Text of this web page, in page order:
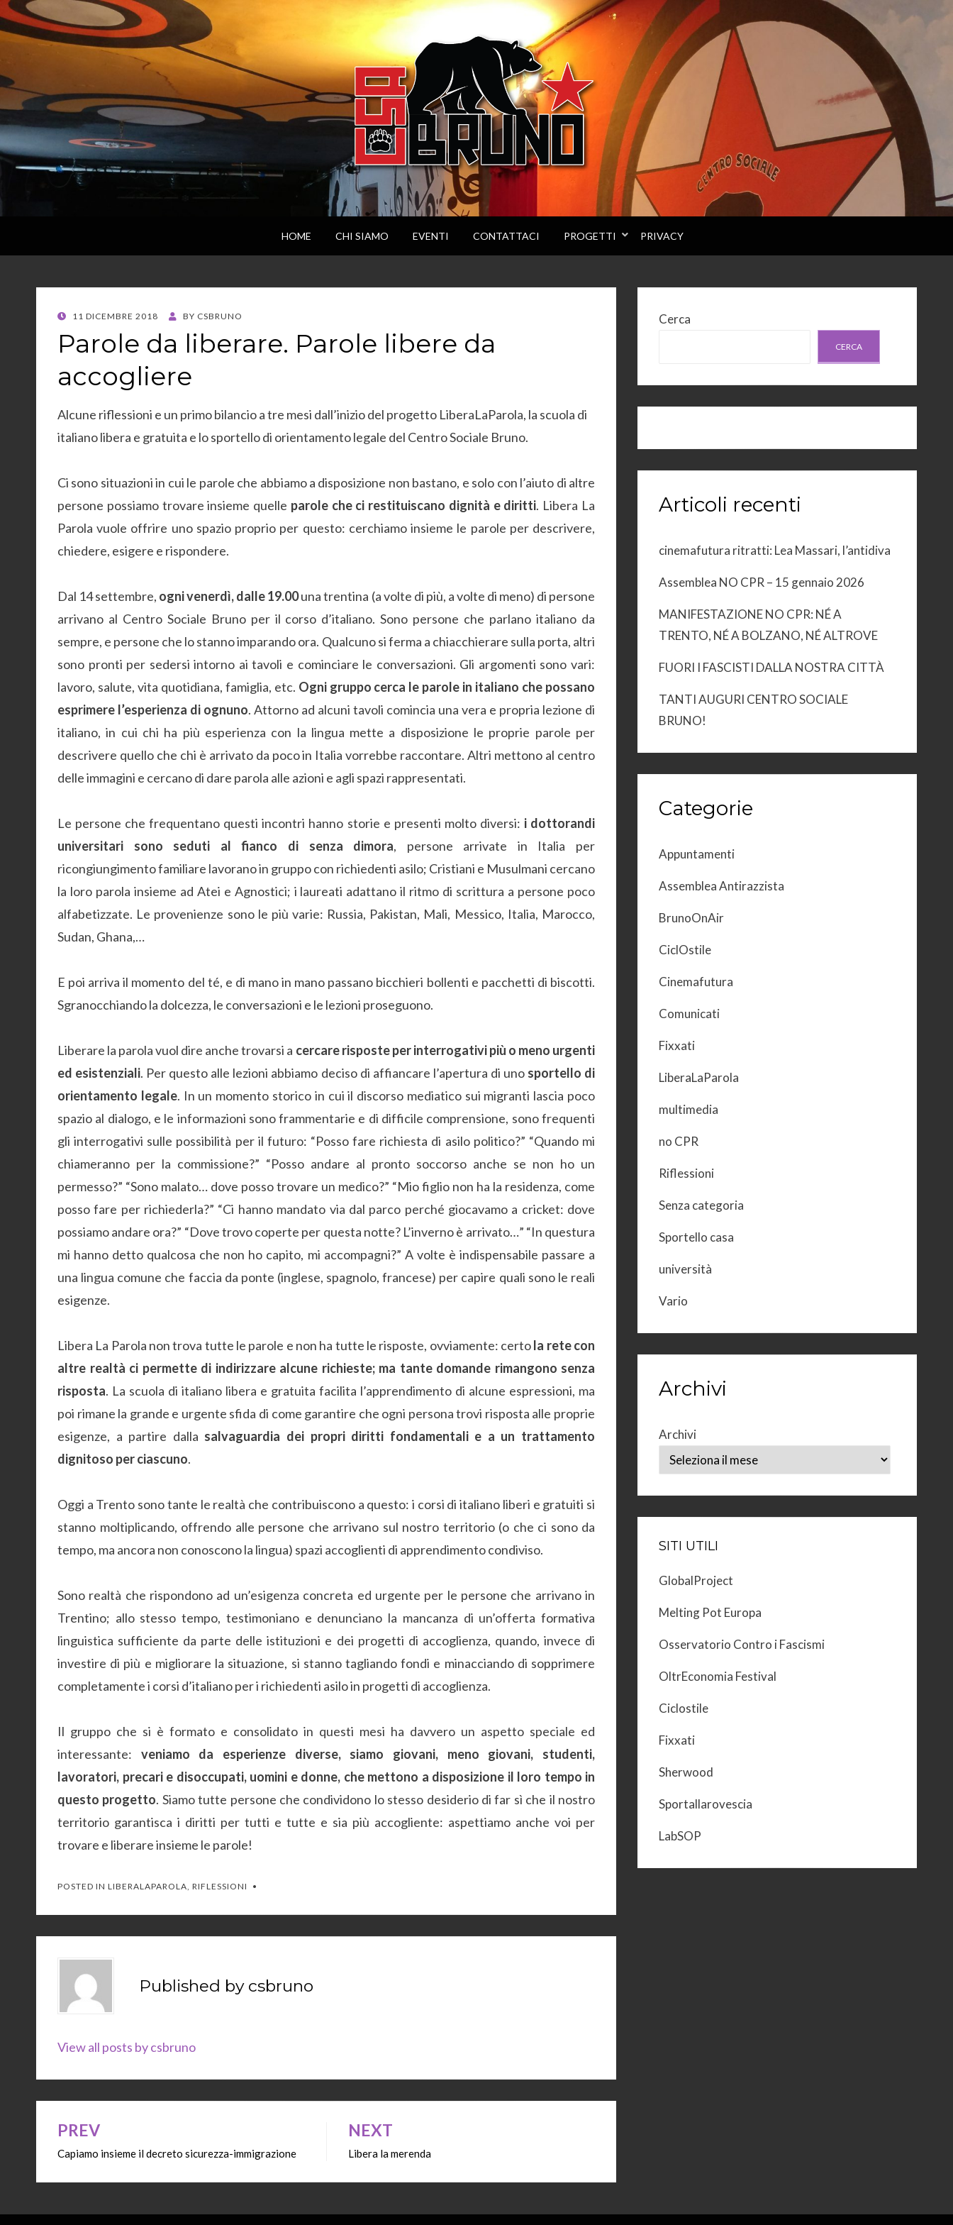
HOME CHI SIAMO EVENTI CONTATTACI PROGETTI PRIVACY
POSTED
11 DICEMBRE 2018 BY CSBRUNO
Parole da liberare. Parole libere da
accogliere
Alcune riflessioni e un primo bilancio a tre mesi dall’inizio del progetto LiberaLaParola, la scuola di
italiano libera e gratuita e lo sportello di orientamento legale del Centro Sociale Bruno.
Ci sono situazioni in cui le parole che abbiamo a disposizione non bastano, e solo con l’aiuto di altre
persone possiamo trovare insieme quelle parole che ci restituiscano dignità e diritti. Libera La
Parola vuole offrire uno spazio proprio per questo: cerchiamo insieme le parole per descrivere,
chiedere, esigere e rispondere.
Dal 14 settembre, ogni venerdì, dalle 19.00una trentina (a volte di più, a volte di meno) di persone
arrivano al Centro Sociale Bruno per il corso d’italiano. Sono persone che parlano italiano da
sempre, e persone che lo stanno imparando ora. Qualcuno si ferma a chiacchierare sulla porta, altri
sono pronti per sedersi intorno ai tavoli e cominciare le conversazioni. Gli argomenti sono vari:
lavoro, salute, vita quotidiana, famiglia, etc. Ogni gruppo cerca le parole in italiano che possano
esprimere l’esperienza di ognuno. Attorno ad alcuni tavoli comincia una vera e propria lezione di
italiano, in cui chi ha più esperienza con la lingua mette a disposizione le proprie parole per
descrivere quello che chi è arrivato da poco in Italia vorrebbe raccontare. Altri mettono al centro
delle immagini e cercano di dare parola alle azioni e agli spazi rappresentati.
Le persone che frequentano questi incontri hanno storie e presenti molto diversi: i dottorandi
universitari sono seduti al fianco di senza dimora, persone arrivate in Italia per
ricongiungimento familiare lavorano in gruppo con richiedenti asilo; Cristiani e Musulmani cercano
la loro parola insieme ad Atei e Agnostici; i laureati adattano il ritmo di scrittura a persone poco
alfabetizzate. Le provenienze sono le più varie: Russia, Pakistan, Mali, Messico, Italia, Marocco,
Sudan, Ghana,…
E poi arriva il momento del té, e di mano in mano passano bicchieri bollenti e pacchetti di biscotti.
Sgranocchiando la dolcezza, le conversazioni e le lezioni proseguono.
Liberare la parola vuol dire anche trovarsi a cercare risposte per interrogativi più o meno urgenti
ed esistenziali. Per questo alle lezioni abbiamo deciso di affiancare l’apertura di uno sportello di
orientamento legale. In un momento storico in cui il discorso mediatico sui migranti lascia poco
spazio al dialogo, e le informazioni sono frammentarie e di difficile comprensione, sono frequenti
gli interrogativi sulle possibilità per il futuro: “Posso fare richiesta di asilo politico?” “Quando mi
chiameranno per la commissione?” “Posso andare al pronto soccorso anche se non ho un
permesso?” “Sono malato… dove posso trovare un medico?” “Mio figlio non ha la residenza, come
posso fare per richiederla?” “Ci hanno mandato via dal parco perché giocavamo a cricket: dove
possiamo andare ora?” “Dove trovo coperte per questa notte? L’inverno è arrivato…” “In questura
mi hanno detto qualcosa che non ho capito, mi accompagni?” A volte è indispensabile passare a
una lingua comune che faccia da ponte (inglese, spagnolo, francese) per capire quali sono le reali
esigenze.
Libera La Parola non trova tutte le parole e non ha tutte le risposte, ovviamente: certola rete con
altre realtà ci permette di indirizzare alcune richieste; ma tante domande rimangono senza
risposta. La scuola di italiano libera e gratuita facilita l’apprendimento di alcune espressioni, ma
poi rimane la grande e urgente sfida di come garantire che ogni persona trovi risposta alle proprie
esigenze, a partire dalla salvaguardia dei propri diritti fondamentali e a un trattamento
dignitoso per ciascuno.
Oggi a Trento sono tante le realtà che contribuiscono a questo: i corsi di italiano liberi e gratuiti si
stanno moltiplicando, offrendo alle persone che arrivano sul nostro territorio (o che ci sono da
tempo, ma ancora non conoscono la lingua) spazi accoglienti di apprendimento condiviso.
Sono realtà che rispondono ad un’esigenza concreta ed urgente per le persone che arrivano in
Trentino; allo stesso tempo, testimoniano e denunciano la mancanza di un’offerta formativa
linguistica sufficiente da parte delle istituzioni e dei progetti di accoglienza, quando, invece di
investire di più e migliorare la situazione, si stanno tagliando fondi e minacciando di sopprimere
completamente i corsi d’italiano per i richiedenti asilo in progetti di accoglienza.
Il gruppo che si è formato e consolidato in questi mesi ha davvero un aspetto speciale ed
interessante: veniamo da esperienze diverse, siamo giovani, meno giovani, studenti,
lavoratori, precari e disoccupati, uomini e donne, che mettono a disposizione il loro tempo in
questo progetto. Siamo tutte persone che condividono lo stesso desiderio di far sì che il nostro
territorio garantisca i diritti per tutti e tutte e sia più accogliente: aspettiamo anche voi per
trovare e liberare insieme le parole!
POSTED IN LIBERALAPAROLA, RIFLESSIONI
Published by csbruno
View all posts by csbruno
Navigazione
articoli
PREV
Capiamo insieme il decreto sicurezza-immigrazione
NEXT
Libera la merenda
Cerca
CERCA
Articoli recenti
cinemafutura ritratti: Lea Massari, l’antidiva
Assemblea NO CPR – 15 gennaio 2026
MANIFESTAZIONE NO CPR: NÉ A
TRENTO, NÉ A BOLZANO, NÉ ALTROVE
FUORI I FASCISTI DALLA NOSTRA CITTÀ
TANTI AUGURI CENTRO SOCIALE
BRUNO!
Categorie
Appuntamenti
Assemblea Antirazzista
BrunoOnAir
CiclOstile
Cinemafutura
Comunicati
Fixxati
LiberaLaParola
multimedia
no CPR
Riflessioni
Senza categoria
Sportello casa
università
Vario
Archivi
Archivi
SITI UTILI
GlobalProject
Melting Pot Europa
Osservatorio Contro i Fascismi
OltrEconomia Festival
Ciclostile
Fixxati
Sherwood
Sportallarovescia
LabSOP